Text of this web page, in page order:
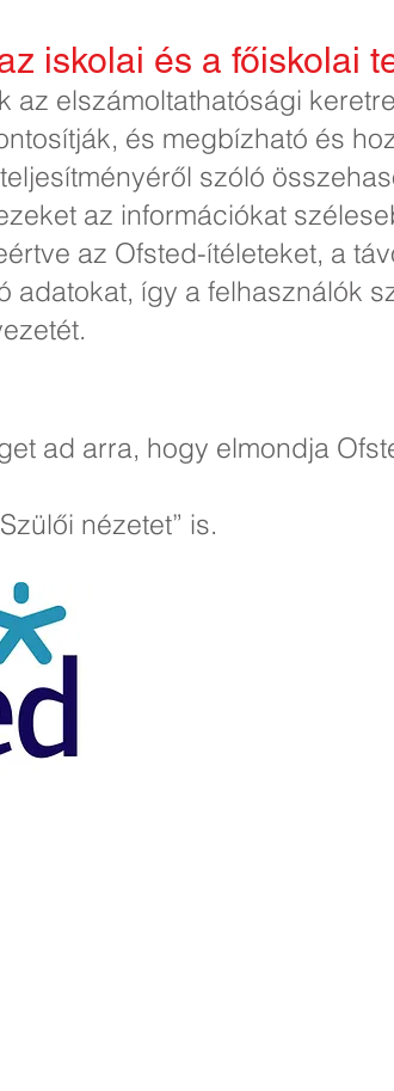
iskolai és a főiskolai
az elszámoltathatósági
és megbízható és
szóló
az információkat
az Ofsted-ítéleteket, a
adatokat, így a felhasználók
ad arra, hogy elmondja
nézetet” is.